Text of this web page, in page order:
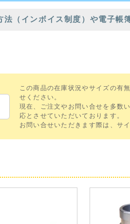
法（インボイス制度）や電子帳
この商品の在庫状況やサイズの有
せください。
現在、ご注文やお問い合せを多数
応とさせていただいております。
お問い合せいただきます際は、サ